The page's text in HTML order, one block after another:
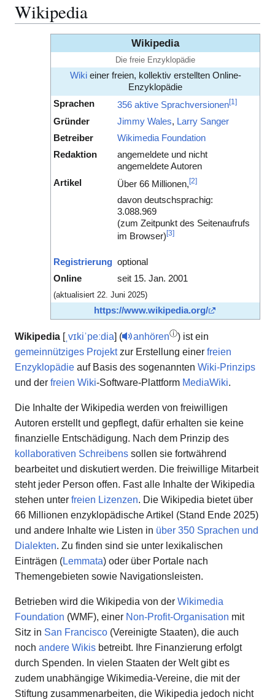
Wikipedia
Wikipedia
Die freie Enzyklopädie
Wikieiner freien, kollektiv erstellten Online-
Enzyklopädie
Sprachen
356 aktive Sprachversionen[1]
Gründer Jimmy Wales, Larry Sanger
Betreiber
Wikimedia Foundation
Redaktion
angemeldete und nicht
angemeldete Autoren
Artikel
Über 66 Millionen, [2]
davon deutschsprachig:
3.088.969
(zum Zeitpunkt des Seitenaufrufs
im Browser) [3]
Registrierung optional
Online
seit 15. Jan. 2001
(aktualisiert 22. Juni 2025)
https://www.wikipedia.org/
Wikipedia [ˌvɪkiˈpeːdia] ( anhörenⓘ) ist ein
gemeinnütziges Projektzur Erstellung einer freien
Enzyklopädie auf Basis des sogenannten Wiki-Prinzips
und der freien Wiki-Software-Plattform MediaWiki.
Die Inhalte der Wikipedia werden von freiwilligen
Autoren erstellt und gepflegt, dafür erhalten sie keine
finanzielle Entschädigung. Nach dem Prinzip des
kollaborativen Schreibens sollen sie fortwährend
bearbeitet und diskutiert werden. Die freiwillige Mitarbeit
steht jeder Person offen. Fast alle Inhalte der Wikipedia
stehen unter freien Lizenzen. Die Wikipedia bietet über
66 Millionen enzyklopädische Artikel (Stand Ende 2025)
und andere Inhalte wie Listen in über 350 Sprachen und
Dialekten. Zu finden sind sie unter lexikalischen
Einträgen (Lemmata) oder über Portale nach
Themengebieten sowie Navigationsleisten.
Betrieben wird die Wikipedia von der Wikimedia
Foundation (WMF), einer Non-Profit-Organisation mit
Sitz in San Francisco (Vereinigte Staaten), die auch
noch andere Wikis betreibt. Ihre Finanzierung erfolgt
durch Spenden. In vielen Staaten der Welt gibt es
zudem unabhängige Wikimedia-Vereine, die mit der
Stiftung zusammenarbeiten, die Wikipedia jedoch nicht